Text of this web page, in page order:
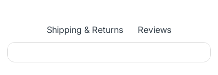
Shipping & Returns Reviews